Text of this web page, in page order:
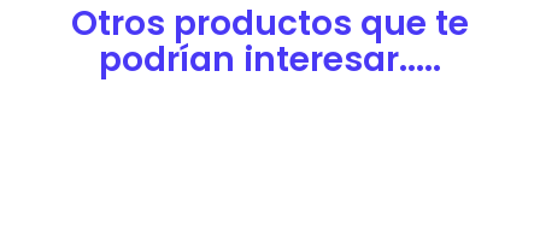
Otros productos que te
podrían interesar.....